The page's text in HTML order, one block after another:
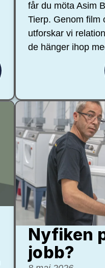
får du möta Asim
Tierp. Genom film
utforskar vi
de hänger ihop
Nyfiken
jobb?